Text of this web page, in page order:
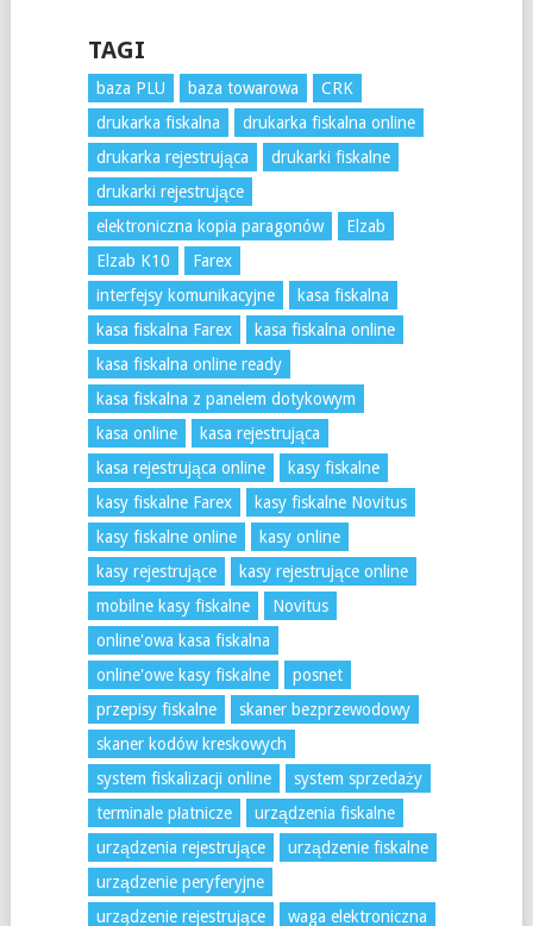
TAGI
baza PLU baza towarowa
CRK
drukarka fiskalna
drukarka fiskalna online
drukarka rejestrująca
drukarki fiskalne
drukarki rejestrujące
elektroniczna kopia paragonów
Elzab
Elzab K10
Farex
interfejsy komunikacyjne
kasa fiskalna
kasa fiskalna Farex
kasa fiskalna online
kasa fiskalna online ready
kasa fiskalna z panelem dotykowym
kasa online
kasa rejestrująca
kasa rejestrująca online
kasy fiskalne
kasy fiskalne Farex
kasy fiskalne Novitus
kasy fiskalne online
kasy online
kasy rejestrujące
kasy rejestrujące online
mobilne kasy fiskalne
Novitus
online'owa kasa fiskalna
online'owe kasy fiskalne
posnet
przepisy fiskalne
skaner bezprzewodowy
skaner kodów kreskowych
system fiskalizacji online
system sprzedaży
terminale płatnicze
urządzenia fiskalne
urządzenia rejestrujące
urządzenie fiskalne
urządzenie peryferyjne
urządzenie rejestrujące
waga elektroniczna